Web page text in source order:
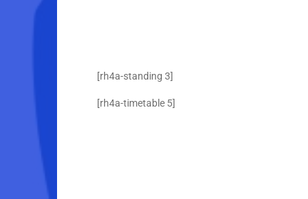
[rh4a-standing 3]
[rh4a-timetable 5]